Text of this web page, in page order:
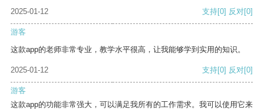
2025-01-12
支持[0] 反对[0]
游客
这款app的老师非常专业，教学水平很高，让我能够学到实用的知识。
2025-01-12 支持[0] 反对[0]
游客
这款app的功能非常强大，可以满足我所有的工作需求。我可以使用它来